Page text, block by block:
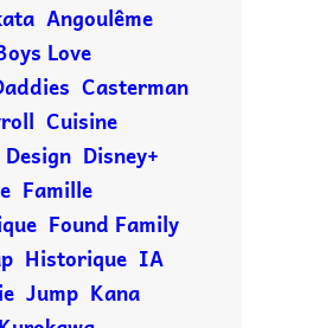
Angoulême
Love
Casterman
Cuisine
Design Disney+
Famille
Found Family
Historique IA
Jump Kana